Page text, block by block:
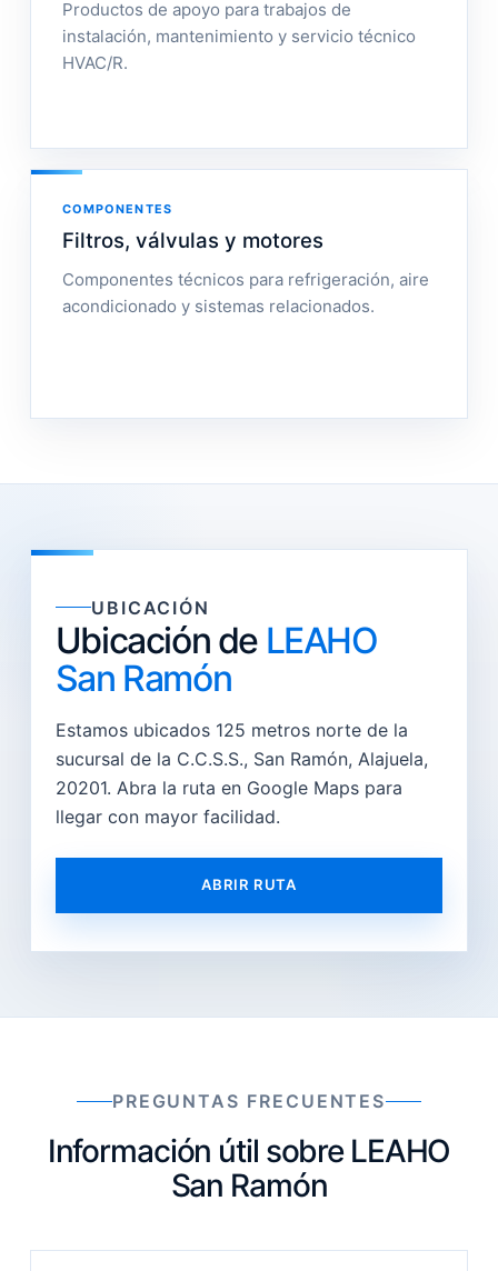
Productos de apoyo para trabajos de
instalación, mantenimiento y servicio técnico
HVAC/R.
COMPONENTES
Filtros, válvulas y motores
Componentes técnicos para refrigeración, aire
acondicionado y sistemas relacionados.
UBICACIÓN
Ubicación de LEAHO
San Ramón
Estamos ubicados 125 metros norte de la
sucursal de la C.C.S.S., San Ramón, Alajuela,
20201. Abra la ruta en Google Maps para
llegar con mayor facilidad.
ABRIR RUTA
PREGUNTAS FRECUENTES
Información útil sobre LEAHO
San Ramón